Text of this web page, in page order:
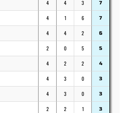
4 4 3 7
4 1 6 7
4 4 2 6
2 0 5 5
4 2 2 4
4 3 0 3
4 3 0 3
2 2 1 3